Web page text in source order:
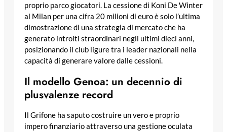
proprio parco giocatori. La cessione di Koni De Winter
al Milan per una cifra 20 milioni di euro è solo l’ultima
dimostrazione di una strategia di mercato che ha
generato introiti straordinari negli ultimi dieci anni,
posizionando il club ligure tra i leader nazionali nella
capacità di generare valore dalle cessioni.
Il modello Genoa: un decennio di
plusvalenze record
Il Grifone ha saputo costruire un vero e proprio
impero finanziario attraverso una gestione oculata